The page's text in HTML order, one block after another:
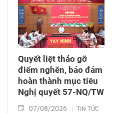
Quyết liệt tháo gỡ
điểm nghẽn, bảo đảm
hoàn thành mục tiêu
Nghị quyết 57-NQ/TW
07/08/2026 TIN TỨC